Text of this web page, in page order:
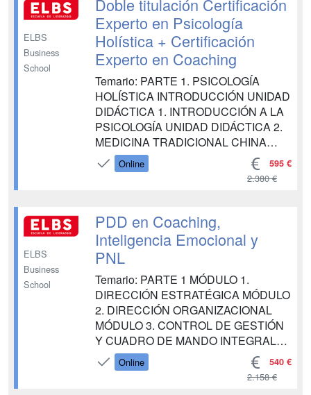
ELBS
Business
School
Doble titulación Certificación
Experto en Psicología
Holística + Certificación
Experto en Coaching
Temario: PARTE 1. PSICOLOGÍA
HOLÍSTICA INTRODUCCIÓN UNIDAD
DIDÁCTICA 1. INTRODUCCIÓN A LA
PSICOLOGÍA UNIDAD DIDÁCTICA 2.
MEDICINA TRADICIONAL CHINA
UNIDAD DIDÁCTICA 3.
MINDFULNESS UNIDAD DIDÁCTICA
6. HIPNOSIS UNIDAD DIDÁCTICA 7.
COUNSELING UNIDAD DIDÁCTICA 8.
PSICOLOGÍA DE LA GESTALT UNI...
Online 595 €
2.380 €
ELBS
Business
School
PDD en Coaching,
Inteligencia Emocional y
PNL
Temario: PARTE 1 MÓDULO 1.
DIRECCIÓN ESTRATÉGICA MÓDULO
2. DIRECCIÓN ORGANIZACIONAL
MÓDULO 3. CONTROL DE GESTIÓN
Y CUADRO DE MANDO INTEGRAL
MÓDULO 4. LA TOMA DE
DECISIONES Y RESOLUCIÓN DE
Online 540 €
2.158 €